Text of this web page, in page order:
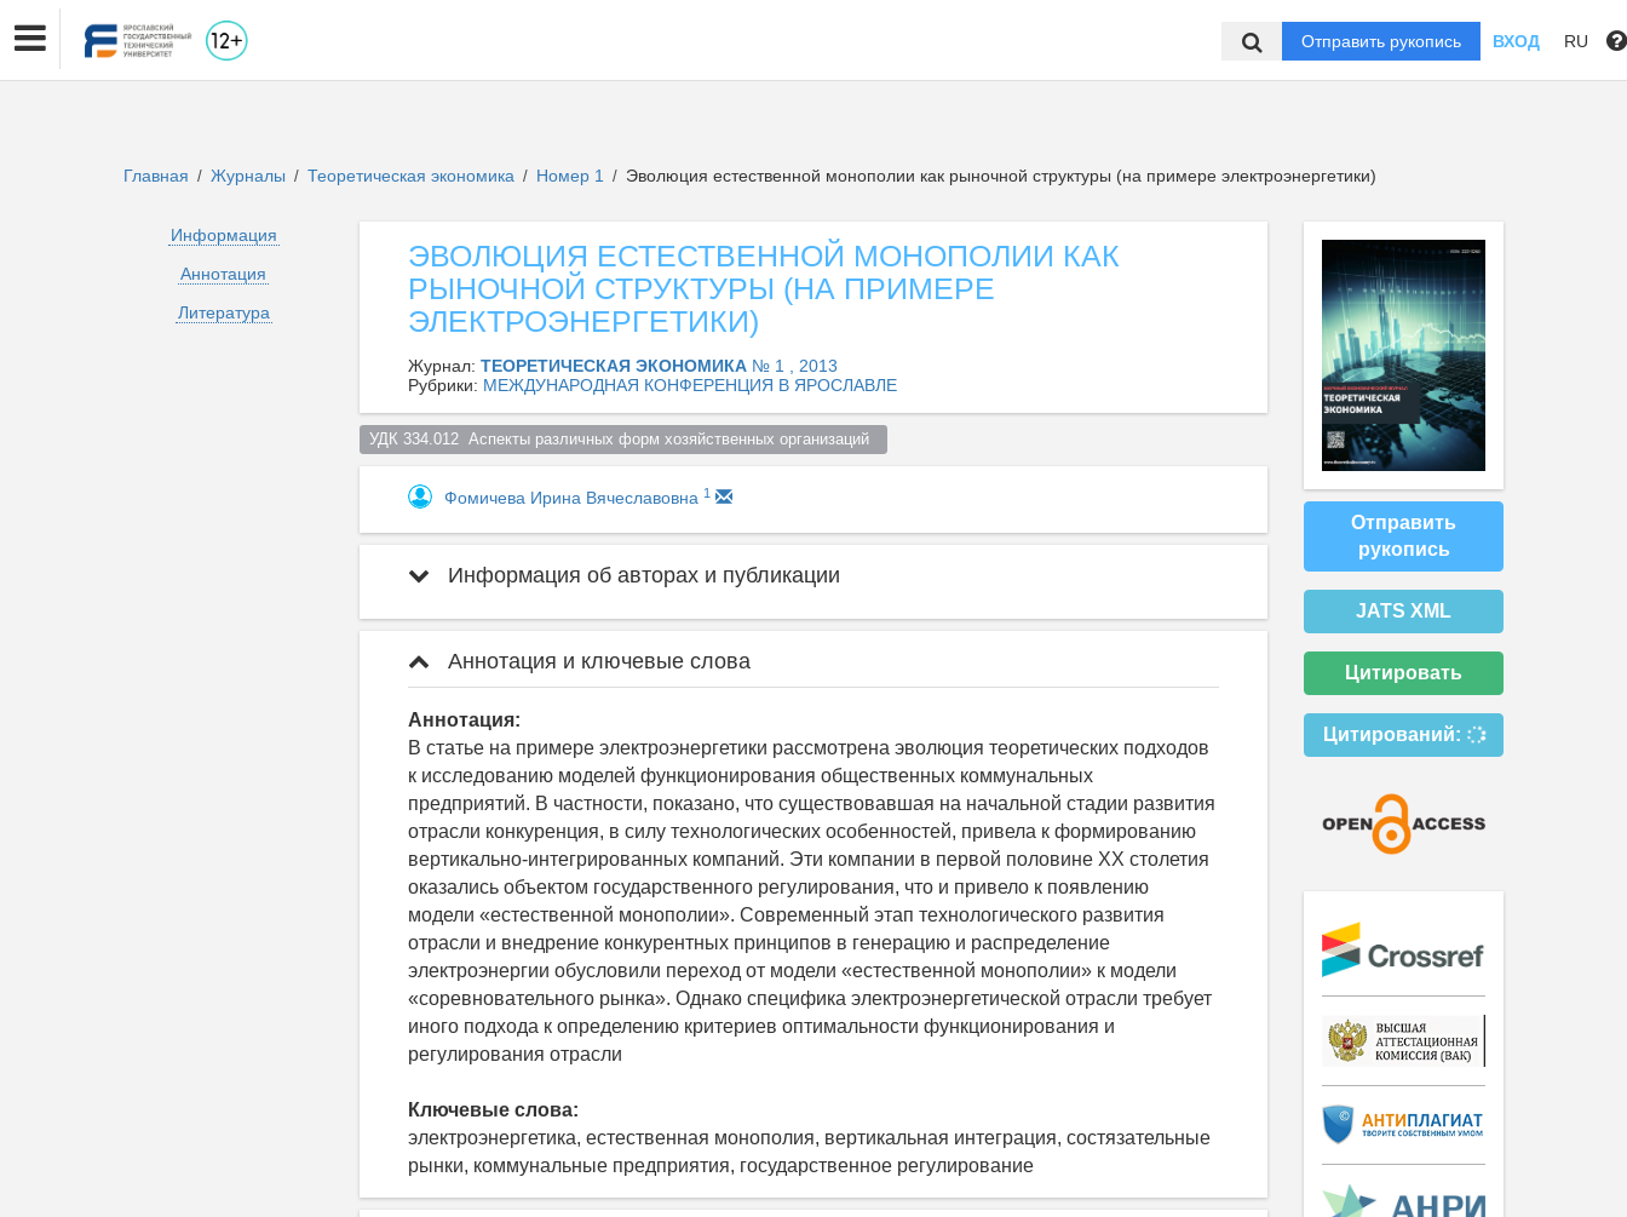
Отправить рукопись ВХОД RU
Главная / Журналы / Теоретическая экономика / Номер 1 / Эволюция естественной монополии как рыночной структуры (на примере электроэнергетики)
Информация
Аннотация
Литература
ЭВОЛЮЦИЯ ЕСТЕСТВЕННОЙ МОНОПОЛИИ КАК
РЫНОЧНОЙ СТРУКТУРЫ (НА ПРИМЕРЕ
ЭЛЕКТРОЭНЕРГЕТИКИ)
Журнал: ТЕОРЕТИЧЕСКАЯ ЭКОНОМИКА № 1 , 2013
Рубрики: МЕЖДУНАРОДНАЯ КОНФЕРЕНЦИЯ В ЯРОСЛАВЛЕ
УДК 334.012  Аспекты различных форм хозяйственных организаций
Фомичева Ирина Вячеславовна 1
Информация об авторах и публикации
Аннотация и ключевые слова
Аннотация:
В статье на примере электроэнергетики рассмотрена эволюция теоретических подходов
к исследованию моделей функционирования общественных коммунальных
предприятий. В частности, показано, что существовавшая на начальной стадии развития
отрасли конкуренция, в силу технологических особенностей, привела к формированию
вертикально-интегрированных компаний. Эти компании в первой половине ХХ столетия
оказались объектом государственного регулирования, что и привело к появлению
модели «естественной монополии». Современный этап технологического развития
отрасли и внедрение конкурентных принципов в генерацию и распределение
электроэнергии обусловили переход от модели «естественной монополии» к модели
«соревновательного рынка». Однако специфика электроэнергетической отрасли требует
иного подхода к определению критериев оптимальности функционирования и
регулирования отрасли
Ключевые слова:
электроэнергетика, естественная монополия, вертикальная интеграция, состязательные
рынки, коммунальные предприятия, государственное регулирование
Отправить
рукопись
JATS XML
Цитировать
Цитирований: